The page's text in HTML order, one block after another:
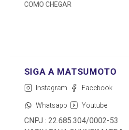
COMO CHEGAR
Instagram Facebook
Whatsapp Youtube
CNPJ : 22.685.304/0002-53